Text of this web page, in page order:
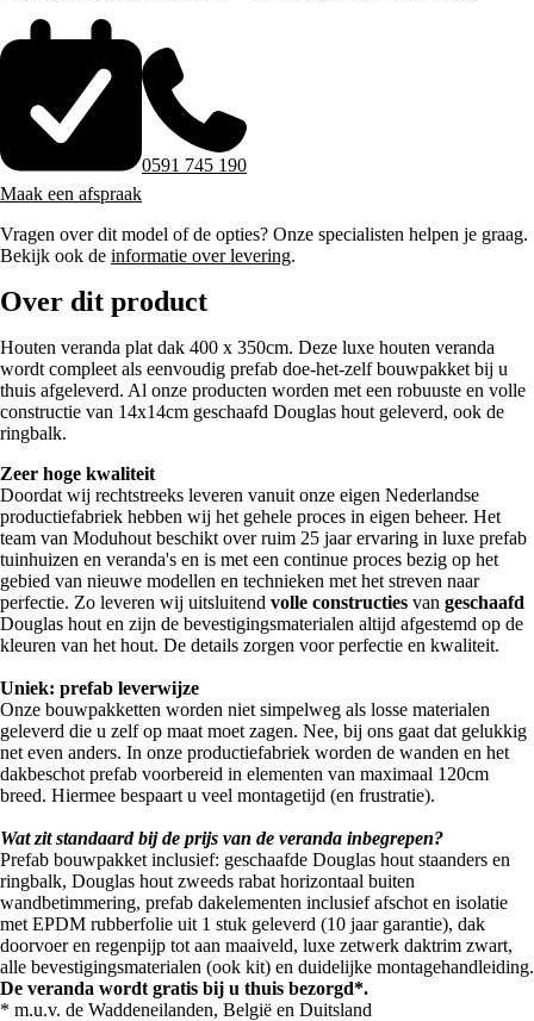
Maak een afspraak
0591 745 190
Vragen over dit model of de opties? Onze specialisten helpen je graag.
Bekijk ook de informatie over levering.
Over dit product
Houten veranda plat dak 400 x 350cm. Deze luxe houten veranda
wordt compleet als eenvoudig prefab doe-het-zelf bouwpakket bij u
thuis afgeleverd. Al onze producten worden met een robuuste en volle
constructie van 14x14cm geschaafd Douglas hout geleverd, ook de
ringbalk.
Zeer hoge kwaliteit
Doordat wij rechtstreeks leveren vanuit onze eigen Nederlandse
productiefabriek hebben wij het gehele proces in eigen beheer. Het
team van Moduhout beschikt over ruim 25 jaar ervaring in luxe prefab
tuinhuizen en veranda's en is met een continue proces bezig op het
gebied van nieuwe modellen en technieken met het streven naar
perfectie. Zo leveren wij uitsluitend volle constructies van geschaafd
Douglas hout en zijn de bevestigingsmaterialen altijd afgestemd op de
kleuren van het hout. De details zorgen voor perfectie en kwaliteit.
Uniek: prefab leverwijze
Onze bouwpakketten worden niet simpelweg als losse materialen
geleverd die u zelf op maat moet zagen. Nee, bij ons gaat dat gelukkig
net even anders. In onze productiefabriek worden de wanden en het
dakbeschot prefab voorbereid in elementen van maximaal 120cm
breed. Hiermee bespaart u veel montagetijd (en frustratie).
Wat zit standaard bij de prijs van de veranda inbegrepen?
Prefab bouwpakket inclusief: geschaafde Douglas hout staanders en
ringbalk, Douglas hout zweeds rabat horizontaal buiten
wandbetimmering, prefab dakelementen inclusief afschot en isolatie
met EPDM rubberfolie uit 1 stuk geleverd (10 jaar garantie), dak
doorvoer en regenpijp tot aan maaiveld, luxe zetwerk daktrim zwart,
alle bevestigingsmaterialen (ook kit) en duidelijke montagehandleiding.
De veranda wordt gratis bij u thuis bezorgd*.
* m.u.v. de Waddeneilanden, België en Duitsland